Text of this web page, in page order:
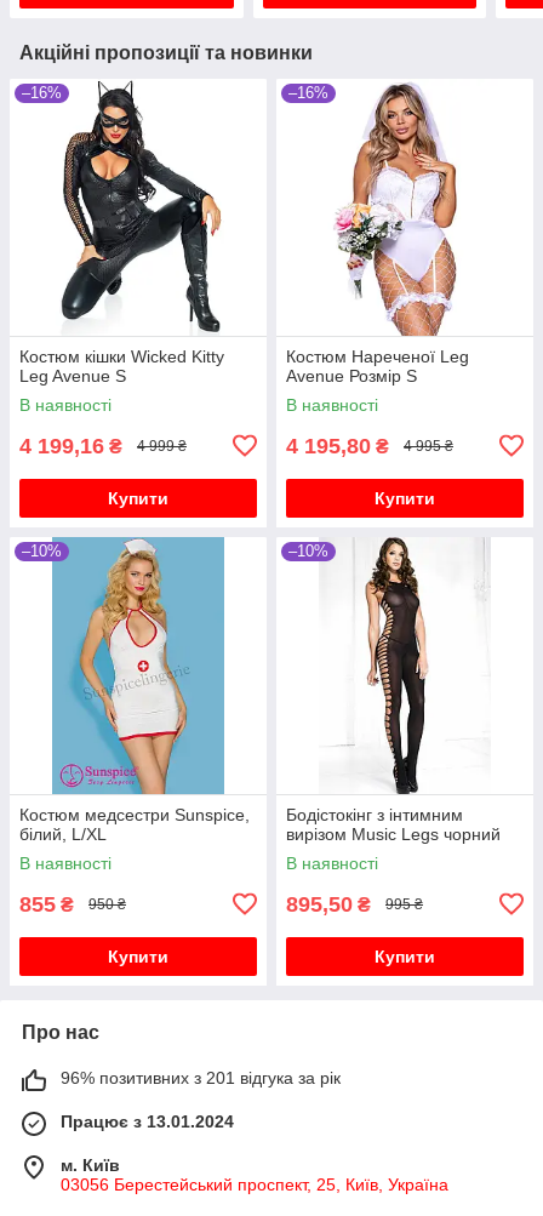
Акційні пропозиції та новинки
–16%
Костюм кішки Wicked Kitty
Leg Avenue S
В наявності
4 199,16 ₴ 4 999 ₴
Купити
–16%
Костюм Нареченої Leg
Avenue Розмір S
В наявності
4 195,80 ₴ 4 995 ₴
Купити
–10%
Костюм медсестри Sunspice,
білий, L/XL
В наявності
855 ₴ 950 ₴
Купити
–10%
Бодістокінг з інтимним
вирізом Music Legs чорний
В наявності
895,50 ₴ 995 ₴
Купити
Про нас
96% позитивних з 201 відгука за рік
Працює з 13.01.2024
м. Київ
03056 Берестейський проспект, 25, Київ, Україна